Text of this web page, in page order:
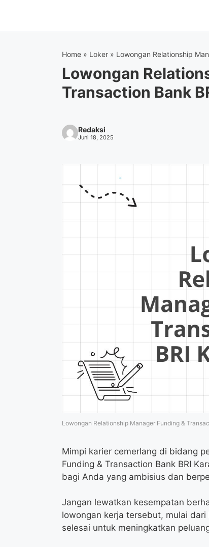
Home » Loker » Lowongan Relationship
Lowongan
Transaction Bank
Redaksi
Juni 18, 2025
Lowongan Relationship Manager Funding &
Mimpi karier cemerlang di bidang
Funding & Transaction Bank BRI
bagi Anda yang ambisius dan
Jangan lewatkan kesempatan
lowongan kerja tersebut, mulai
selesai untuk meningkatkan